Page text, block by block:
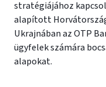
stratégiájához
alapított
Ukrajnában az OTP
ügyfelek számára
alapokat.